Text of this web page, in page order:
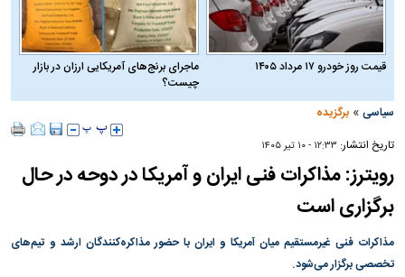
قیمت روز خودرو ۱۷ مرداد ۱۴۰۵
ماجرای برنج‌های آمریکایی ارزان در بازار
چیست؟
سیاسی »برگزیده
تاریخ انتشار: ۱۲:۳۳ - ۱۰ تير ۱۴۰۵
رویترز: مذاکرات فنی ایران و آمریکا در دوحه در حال
برگزاری است
مذاکرات فنی غیرمستقیم میان آمریکا و ایران با حضور مذاکره‌کنندگان ارشد و تیم‌های
تخصصی برگزار می‌شود.